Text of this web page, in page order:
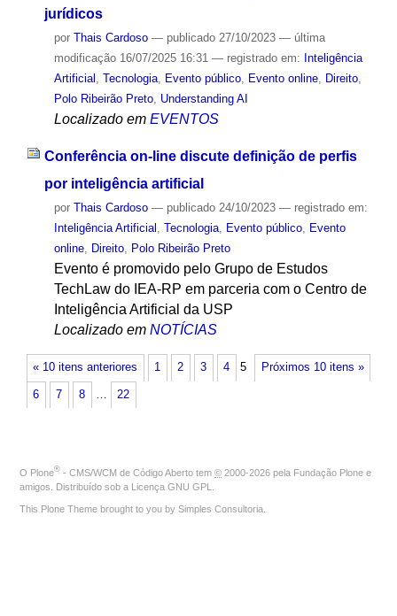
jurídicos
por Thais Cardoso — publicado27/10/2023 — última
modificação16/07/2025 16:31 — registrado em: Inteligência
Artificial Tecnologia, Evento público, Evento online, Direito,
Polo Ribeirão Preto, Understanding AI
Localizado em EVENTOS
Conferência on-line discute definição de perfis
por inteligência artificial
por Thais Cardoso — publicado24/10/2023 — registrado em:
Inteligência Artificial , Tecnologia, Evento público, Evento
online, Direito, Polo Ribeirão Preto
Evento é promovido pelo Grupo de Estudos
TechLaw do IEA-RP em parceria com o Centro de
Inteligência Artificial da USP
Localizado em NOTÍCIAS
« 10 itens anteriores Próximos 10 itens »
1 2 3 4 5
6 7 8 … 22
O Plone® - CMS/WCM de Código Aberto tem © 2000-2026 pela Fundação Plone e
amigos. Distribuído sob a Licença GNU GPL
This Plone Theme brought to you by Simples Consultoria